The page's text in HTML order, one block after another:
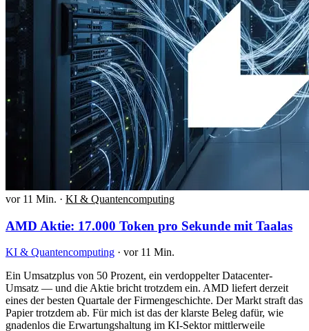
vor 11 Min. · KI & Quantencomputing
AMD Aktie: 17.000 Token pro Sekunde mit Taalas
KI & Quantencomputing · vor 11 Min.
Ein Umsatzplus von 50 Prozent, ein verdoppelter Datacenter-
Umsatz — und die Aktie bricht trotzdem ein. AMD liefert derzeit
eines der besten Quartale der Firmengeschichte. Der Markt straft das
Papier trotzdem ab. Für mich ist das der klarste Beleg dafür, wie
gnadenlos die Erwartungshaltung im KI-Sektor mittlerweile